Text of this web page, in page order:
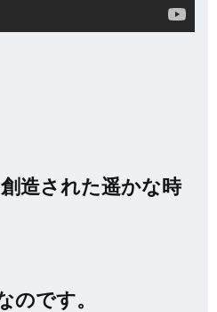
造された遥かな時
のです。